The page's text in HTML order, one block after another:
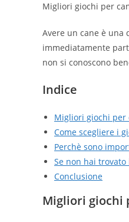
Migliori giochi per
Avere un cane è una
immediatamente
non si conoscono
Indice
Migliori giochi per
Come scegliere i
Perchè sono
Se non hai
Conclusione
Migliori giochi